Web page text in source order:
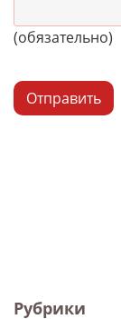
Рубрики
(обязательно)
Отправить